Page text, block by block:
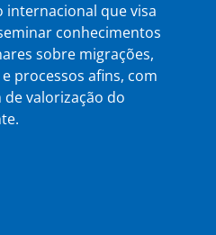
internacional que visa
conhecimentos
sobre migrações,
processos afins, com
valorização do